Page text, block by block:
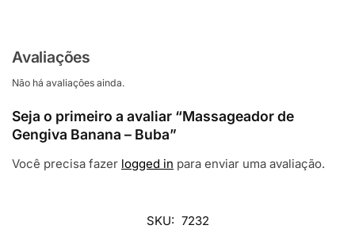
Avaliações
Não há avaliações ainda.
Seja o primeiro a avaliar “Massageador de
Gengiva Banana – Buba”
Você precisa fazer logged in para enviar uma avaliação.
SKU: 7232